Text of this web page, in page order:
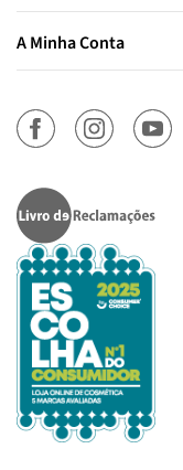
A Minha Conta